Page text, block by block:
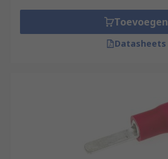
Toevoegen
Datasheets